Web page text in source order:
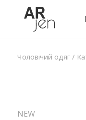
Чоловічий одяг /
NEW